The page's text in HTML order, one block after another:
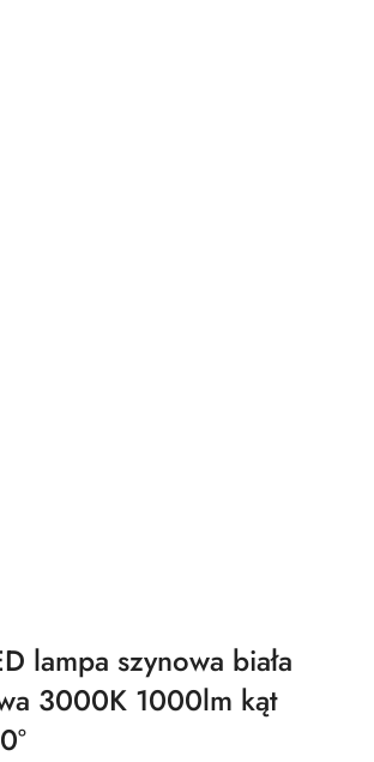
lampa szynowa biała
3000K 1000lm kąt